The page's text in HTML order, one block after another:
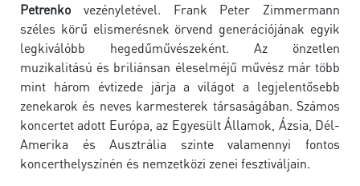
Petrenko vezényletével. Frank Peter Zimmermann
széles körű elismerésnek örvend generációjának egyik
legkiválóbb hegedűművészeként. Az önzetlen
muzikalitású és briliánsan éleselméjű művész már több
mint három évtizede járja a világot a legjelentősebb
zenekarok és neves karmesterek társaságában. Számos
koncertet adott Európa, az Egyesült Államok, Ázsia, Dél-
Amerika és Ausztrália szinte valamennyi fontos
koncerthelyszínén és nemzetközi zenei fesztiváljain.